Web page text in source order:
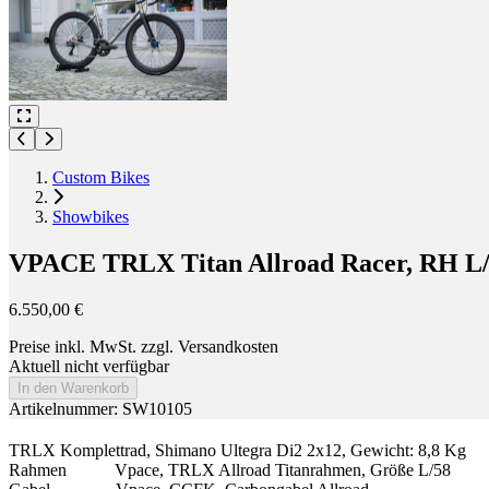
Custom Bikes
Showbikes
VPACE TRLX Titan Allroad Racer, RH
6.550,00 €
Preise inkl. MwSt. zzgl. Versandkosten
Aktuell nicht verfügbar
In den Warenkorb
Artikelnummer: SW10105
TRLX Komplettrad, Shimano Ultegra Di2 2x12, Gewicht: 8,8 Kg
Rahmen Vpace, TRLX Allroad Titanrahmen, Größe L/58